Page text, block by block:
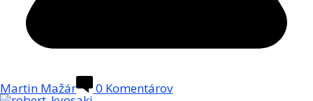
Martin Mažár 0 Komentárov